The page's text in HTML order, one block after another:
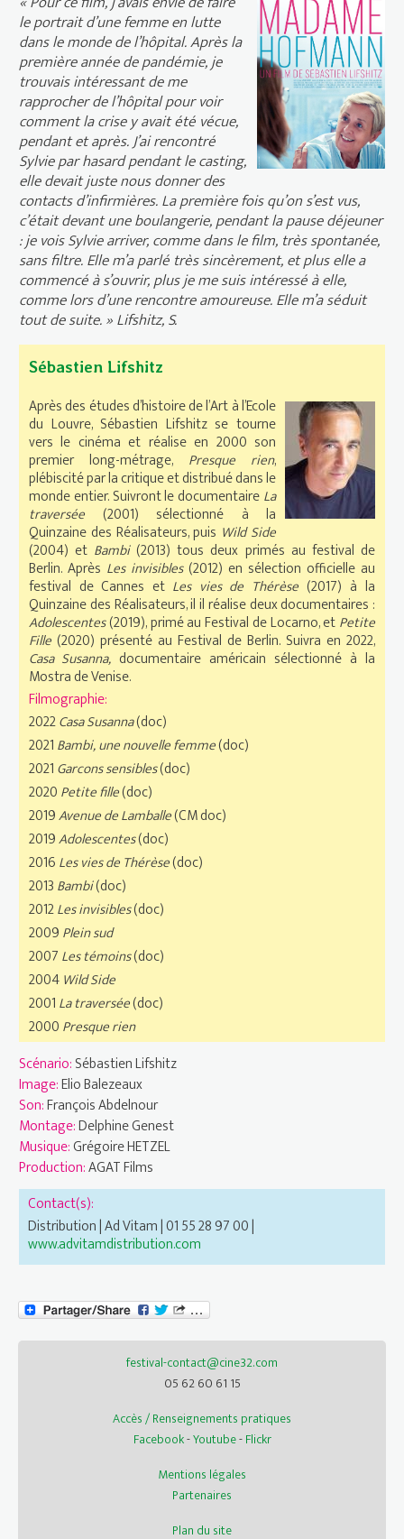
le portrait d’une femme en lutte
dans le monde de l’hôpital. Après la
première année de pandémie, je
trouvais intéressant de me
rapprocher de l’hôpital pour voir
comment la crise y avait été vécue,
pendant et après. J’ai rencontré
Sylvie par hasard pendant le casting,
elle devait juste nous donner des
contacts d’infirmières. La première fois qu’on s’est vus,
c’était devant une boulangerie, pendant la pause déjeuner
: je vois Sylvie arriver, comme dans le film, très spontanée,
sans filtre. Elle m’a parlé très sincèrement, et plus elle a
commencé à s’ouvrir, plus je me suis intéressé à elle,
comme lors d’une rencontre amoureuse. Elle m’a séduit
tout de suite. » Lifshitz, S.
Sébastien Lifshitz
Après des études d’histoire de l’Art à l’Ecole
du Louvre, Sébastien Lifshitz se tourne
vers le cinéma et réalise en 2000 son
premier long-métrage, Presque rien,
plébiscité par la critique et distribué dans le
monde entier. Suivront le documentaireLa
traversée (2001) sélectionné à la
Quinzaine des Réalisateurs, puis Wild Side
(2004) et Bambi(2013) tous deux primés au festival de
Berlin. Après Les invisibles(2012) en sélection officielle au
festival de Cannes et Les vies de Thérèse (2017) à la
Quinzaine des Réalisateurs, il il réalise deux documentaires :
Adolescentes(2019), primé au Festival de Locarno, etPetite
Fille (2020) présenté au Festival de Berlin. Suivra en 2022,
Casa Susanna, documentaire américain sélectionné à la
Mostra de Venise.
Filmographie:
2022Casa Susanna(doc)
2021Bambi, une nouvelle femme(doc)
2021Garcons sensibles(doc)
2020Petite fille(doc)
2019Avenue de Lamballe(CM doc)
2019Adolescentes(doc)
2016Les vies de Thérèse(doc)
2013Bambi(doc)
2012Les invisibles(doc)
2009Plein sud
2007Les témoins(doc)
2004Wild Side
2001La traversée(doc)
2000Presque rien
Scénario:Sébastien Lifshitz
Image:Elio Balezeaux
Son:François Abdelnour
Montage:Delphine Genest
Musique:Grégoire HETZEL
Production:AGAT Films
Contact(s):
Distribution | Ad Vitam | 01 55 28 97 00 |
www.advitamdistribution.com
festival-contact@cine32.com
05 62 60 61 15
Accès / Renseignements pratiques
Facebook-Youtube-Flickr
Mentions légales
Partenaires
Plan du site